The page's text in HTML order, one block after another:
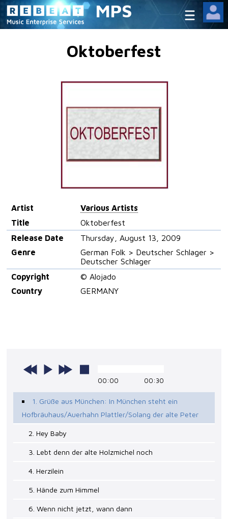
MPS
Oktoberfest
Artist
Various Artists
Title
Oktoberfest
Release Date
Thursday, August 13, 2009
Genre
German Folk > Deutscher Schlager >
Deutscher Schlager
Copyright
© Alojado
Country
GERMANY
00:00 00:30
1. Grüße aus München: In München steht ein
Hofbräuhaus/Auerhahn Plattler/Solang der alte Peter
2. Hey Baby
3. Lebt denn der alte Holzmichel noch
4. Herzilein
5. Hände zum Himmel
6. Wenn nicht jetzt, wann dann